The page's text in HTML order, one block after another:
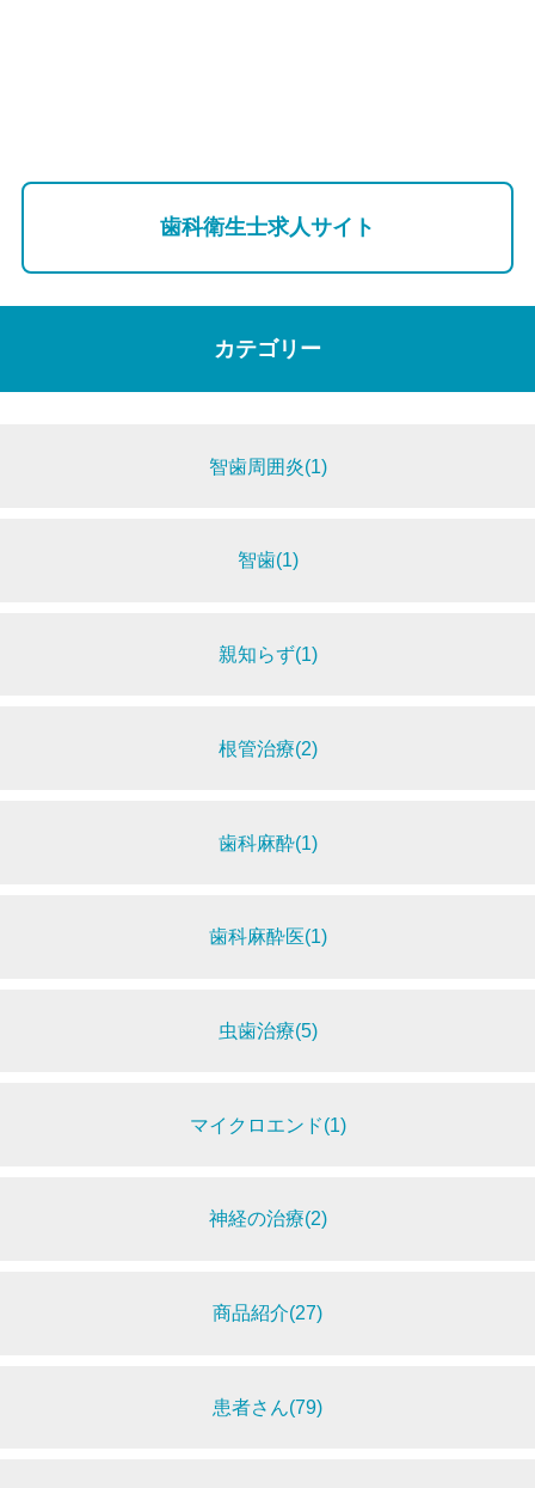
歯科衛生士求人サイト
カテゴリー
智歯周囲炎(1)
智歯(1)
親知らず(1)
根管治療(2)
歯科麻酔(1)
歯科麻酔医(1)
虫歯治療(5)
マイクロエンド(1)
神経の治療(2)
商品紹介(27)
患者さん(79)